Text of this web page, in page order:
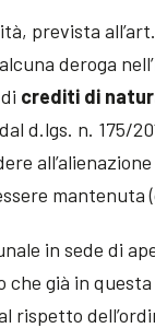
prevista
deroga
crediti di
d.lgs. n. 175/
mantenuta
in sede di
già in
rispetto